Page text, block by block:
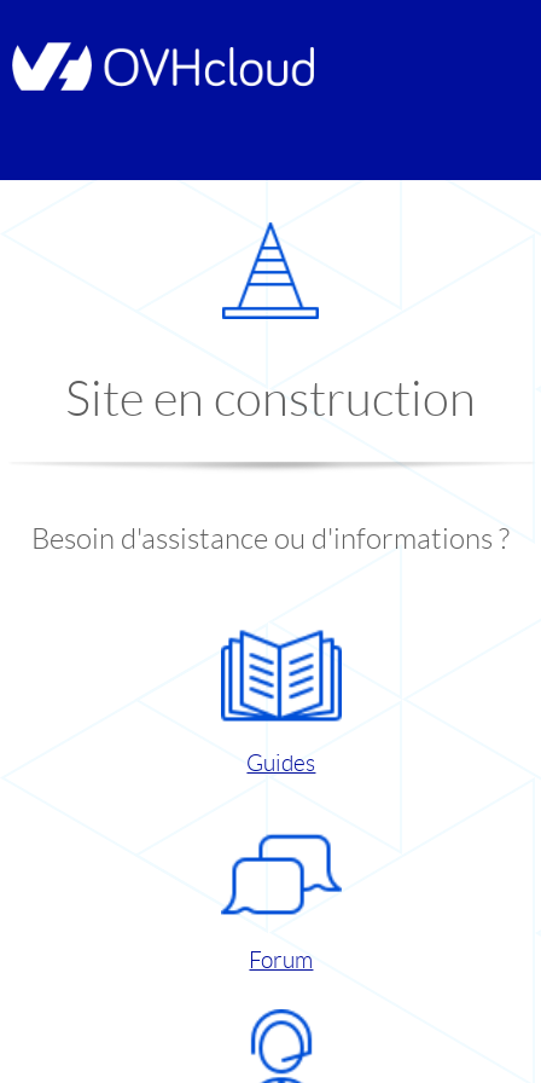
Site en construction
Besoin d'assistance ou d'informations ?
Guides
Forum